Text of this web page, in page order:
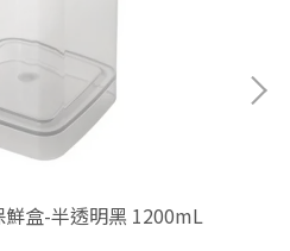
盒-半透明黑 1200mL